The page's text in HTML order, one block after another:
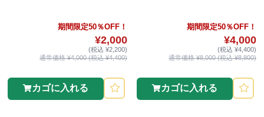
期間限定50％OFF！
¥2,000
(税込 ¥2,200)
通常価格 ¥4,000 (税込 ¥4,400)
カゴに入れる
期間限定50％OFF！
¥4,000
(税込 ¥4,400)
通常価格 ¥8,000 (税込 ¥8,800)
カゴに入れる